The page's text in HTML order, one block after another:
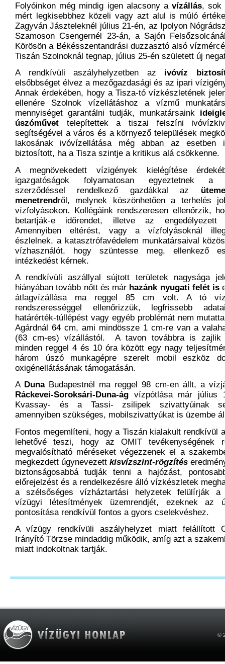
Folyóinkon még mindig igen alacsony avízállás, sok
mért legkisebbhez közeli vagy azt alul is múló
Zagyván Jászteleknél július 21-én, az Ipolyon
Szamoson Csengernél 23-án, a Sajón
Körösön a Békésszentandrási duzzasztó alsó
Tiszán Szolnoknál tegnap, július 25-én született új
A rendkívüli aszályhelyzetben az ivóvíz
elsőbbséget élvez a mezőgazdasági és az ipari
Annak érdekében, hogy a Tisza-tó vízkészletének
ellenére Szolnok vízellátáshoz a vízmű
mennyiséget garantálni tudják, munkatársaink
úszóművet telepítettek a tiszai felszíni
segítségével a város és a környező települések
lakosának ivóvízellátása még abban az esetben
biztosított, ha a Tisza szintje a kritikus alá csökkenne.
A megnövekedett vízigények kielégítése
igazgatóságok folyamatosan egyeztetnek a
szerződéssel rendelkező gazdákkal az
menetrendről, melynek köszönhetően a terhelés
vízfolyásokon. Kollégáink rendszeresen ellenőrzik,
betartják-e időrendet, illetve az engedélyezett
Amennyiben eltérést, vagy a vízfolyásoknál
észlelnek, a katasztrófavédelem munkatársaival
vízhasználót, hogy szüntesse meg, ellenkező
intézkedést kérnek.
A rendkívüli aszállyal sújtott területek nagysága
hiányában tovább nőtt és már hazánk nyugati felét is
átlagvízállása ma reggel 85 cm volt. A tó
rendszerességgel ellenőrizzük, legfrissebb
határérték-túllépést vagy egyéb problémát nem
Agárdnál 64 cm, ami mindössze 1 cm-re van a
(63 cm-es) vízállástól. A tavon továbbra is zajlik
minden reggel 4 és 10 óra között egy nagy
három úszó munkagépre szerelt mobil eszköz
oxigénellátásának támogatásán.
A DunaBudapestnél ma reggel 98 cm-en állt, a
Ráckevei-Soroksári-Duna-ág vízpótlása már július
Kvassay- és a Tassi- zsilipek szivattyúinak
amennyiben szükséges, mobilszivattyúkat is üzembe
Fontos megemlíteni, hogy a Tiszán kialakult rendkívül
lehetővé teszi, hogy az OMIT tevékenységének
megvalósítható méréseket végezzenek el a
megkezdett úgynevezett kisvízszint-rögzítés
biztonságosabbá tudják tenni a hajózást,
előrejelzést és a rendelkezésre álló vízkészletek
a szélsőséges vízháztartási helyzetek felülírják a
vízügyi létesítmények üzemrendjét, ezeknek az
pontosítása rendkívül fontos a gyors cselekvéshez.
A vízügy rendkívüli aszályhelyzet miatt felállított
Irányító Törzse mindaddig működik, amíg azt a
miatt indokoltnak tartják.
©